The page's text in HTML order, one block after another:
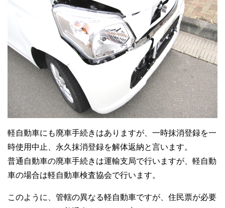
軽自動車にも廃車手続きはありますが、一時抹消登録を一
時使用中止、永久抹消登録を解体返納と言います。
普通自動車の廃車手続きは運輸支局で行いますが、軽自動
車の場合は軽自動車検査協会で行います。
このように、管轄の異なる軽自動車ですが、住民票が必要